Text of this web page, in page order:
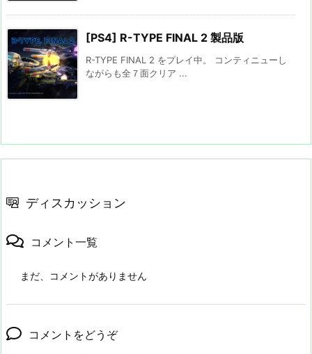
[PS4] R-TYPE FINAL 2 製品版
R-TYPE FINAL 2 をプレイ中。 コンティニューし
ながらも全７面クリア ...
ディスカッション
コメント一覧
まだ、コメントがありません
コメントをどうぞ